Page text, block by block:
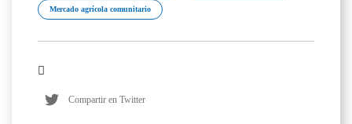
Mercado agrícola comunitario
Compartir en Twitter